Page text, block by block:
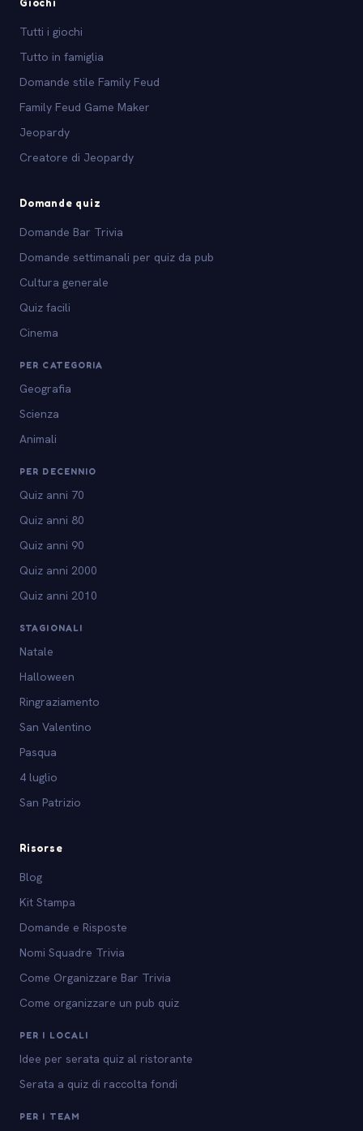
Tutti i giochi
Tutto in famiglia
Domande stile Family Feud
Family Feud Game Maker
Jeopardy
Creatore di Jeopardy
Domande quiz
Domande Bar Trivia
Domande settimanali per quiz da pub
Cultura generale
Quiz facili
Cinema
PER CATEGORIA
Geografia
Scienza
Animali
PER DECENNIO
Quiz anni 70
Quiz anni 80
Quiz anni 90
Quiz anni 2000
Quiz anni 2010
STAGIONALI
Natale
Halloween
Ringraziamento
San Valentino
Pasqua
4 luglio
San Patrizio
Risorse
Blog
Kit Stampa
Domande e Risposte
Nomi Squadre Trivia
Come Organizzare Bar Trivia
Come organizzare un pub quiz
PER I LOCALI
Idee per serata quiz al ristorante
Serata a quiz di raccolta fondi
PER I TEAM